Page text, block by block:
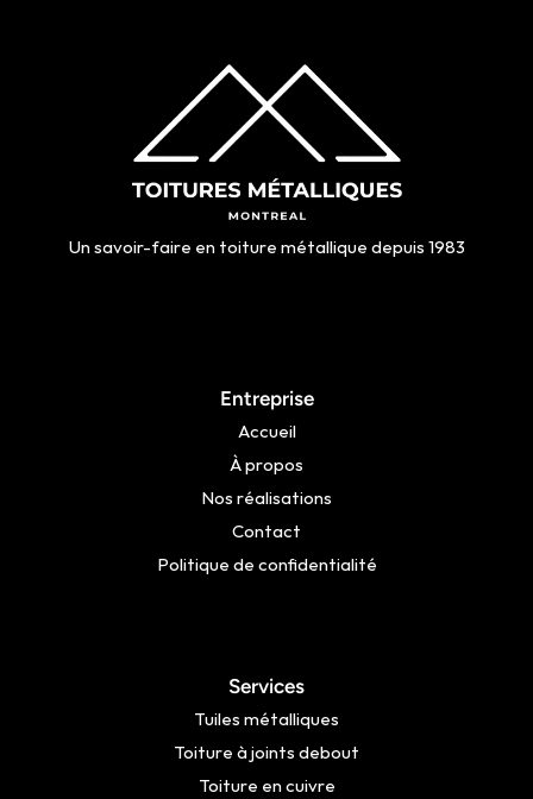
Un savoir-faire en toiture métallique depuis 1983
Entreprise
Accueil
À propos
Nos réalisations
Contact
Politique de confidentialité
Services
Tuiles métalliques
Toiture à joints debout
Toiture en cuivre